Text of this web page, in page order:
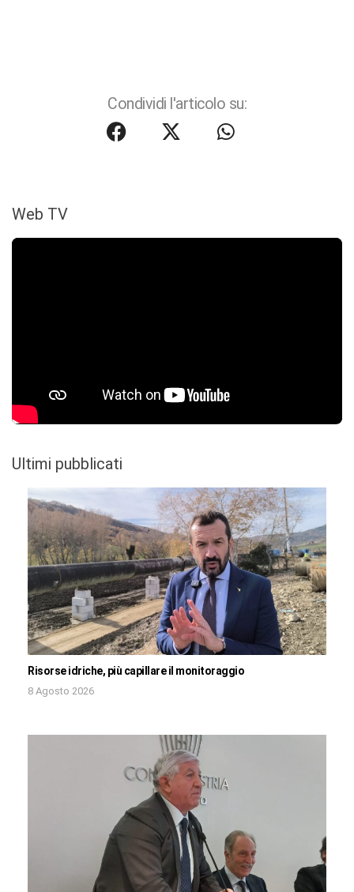
Condividi l'articolo su:
Web TV
Ultimi pubblicati
Risorse idriche, più capillare il monitoraggio
8 Agosto 2026